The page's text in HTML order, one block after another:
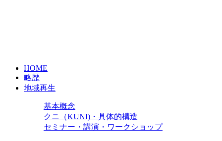
HOME
略歴
地域再生
基本概念
クニ（KUNI)・具体的構造
セミナー・講演・ワークショップ